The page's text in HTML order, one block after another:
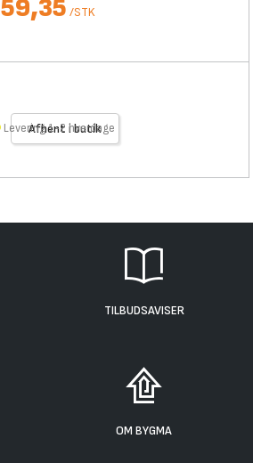
59,35 /STK
Afhent i butik
Levering 1-2 hverdage
TILBUDSAVISER
OM BYGMA